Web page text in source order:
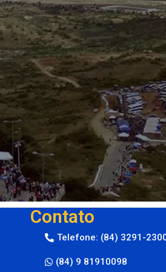
Contato
Telefone: (84) 3291-
(84) 9 81910098